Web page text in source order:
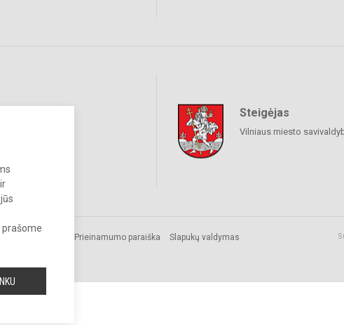
prašome
Steigėjas
Vilniaus miesto
Prieinamumo paraiška Slapukų valdymas